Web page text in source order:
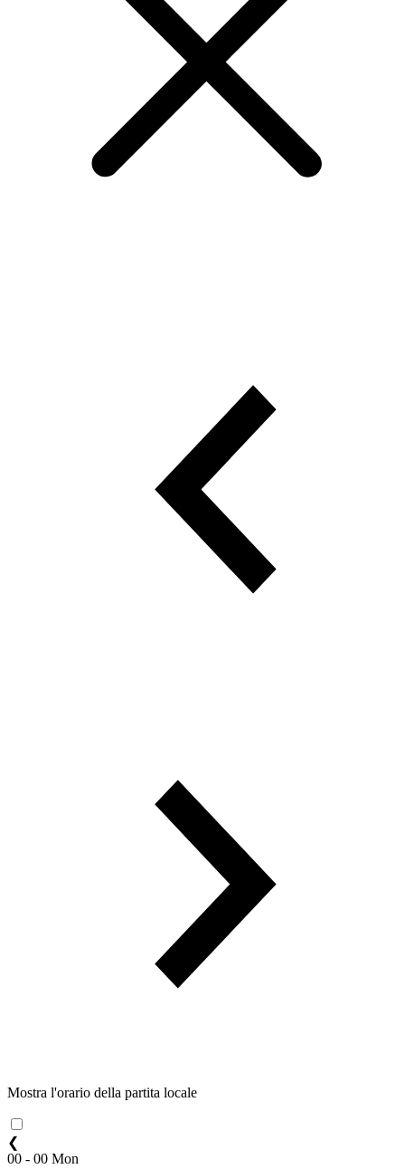
Mostra l'orario della partita locale
❮
00 - 00 Mon